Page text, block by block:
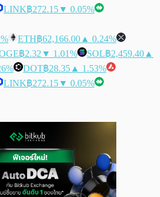
LINK฿272.15▼ 0.05%
ETH฿62,166.00 ▲ 0.24%
฿2.32 ▼ 1.01% SOL฿2,459.40 ▲
DOT฿28.35 ▲ 1.53%
LINK฿272.15▼ 0.05%